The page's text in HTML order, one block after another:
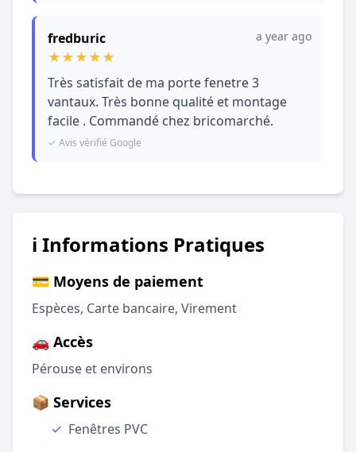
fredburic
★★★★★
a year ago
Très satisfait de ma porte fenetre 3
vantaux. Très bonne qualité et montage
facile . Commandé chez bricomarché.
✓ Avis vérifié Google
ℹ️ Informations Pratiques
💳 Moyens de paiement
Espèces, Carte bancaire, Virement
🚗 Accès
Pérouse et environs
📦 Services
✓ Fenêtres PVC